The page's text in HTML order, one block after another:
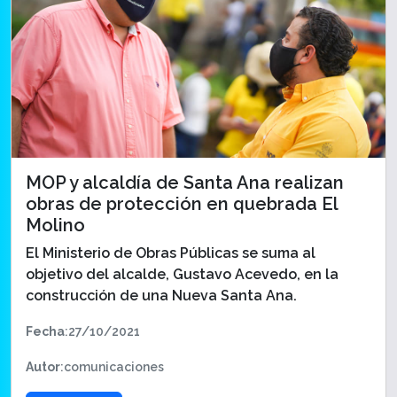
MOP y alcaldía de Santa Ana realizan
obras de protección en quebrada El
Molino
El Ministerio de Obras Públicas se suma al
objetivo del alcalde, Gustavo Acevedo, en la
construcción de una Nueva Santa Ana.
Fecha:27/10/2021
Autor:comunicaciones